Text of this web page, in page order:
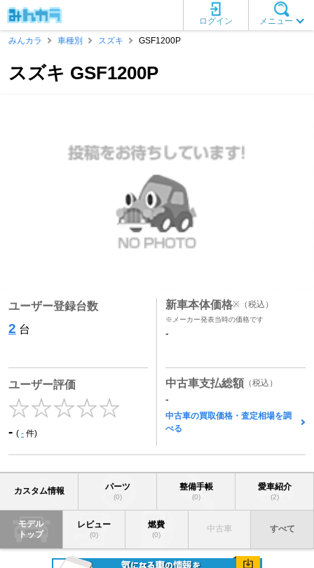
メニュー
ログイン
みんカラ
車種別 スズキ GSF1200P
スズキ GSF1200P
ユーザー登録台数
2 台
ユーザー評価
- ( - 件)
新車本体価格※ （税込）
※メーカー発表当時の価格です
-
中古車支払総額 （税込）
-
中古車の買取価格・査定相場を調
べる
カスタム情報 パーツ
(0)
整備手帳
(0)
愛車紹介
(2)
モデル
トップ
レビュー
(0)
燃費
(0)
中古車 すべて